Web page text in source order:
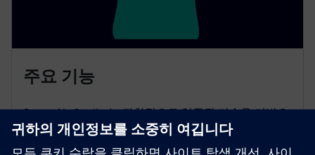
주요 기능
Smart Air Quality는 과학적으로 입증된 기술을 기반으
로 환경 및 인체 건강 문제를 모니터링하고 진단하고
해결하기 위한 전략을 추천해요.우리는 당신 건물의 요